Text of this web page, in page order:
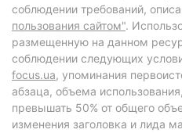
соблюдении требований,
пользования сайтом".
размещенную на данном
соблюдении следующих
focus.ua, упоминания
абзаца, объема
превышать 50% от общего
изменения заголовка и лида